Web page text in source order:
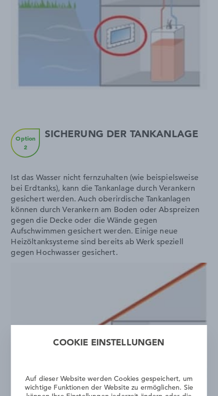
Option
2
SICHERUNG DER TANKANLAGE
Ist das Wasser nicht fernzuhalten (wie beispielsweise
bei Erdtanks), kann die Tankanlage durch Verankern
gesichert werden. Auch oberirdische Tankanlagen
können durch Verankern am Boden oder Abspreizen
gegen die Decke oder die Wände gegen
Aufschwimmen gesichert werden. Einige neue
Heizöltanksysteme sind bereits ab Werk speziell
gegen Hochwasser gesichert.
COOKIE EINSTELLUNGEN
Auf dieser Website werden Cookies gespeichert, um
wichtige Funktionen der Website zu ermöglichen. Sie